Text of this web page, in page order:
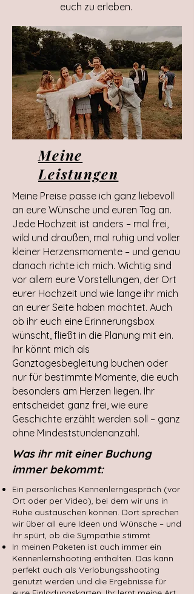
euch zu erleben.
Meine
Leistungen
Meine Preise passe ich ganz liebevoll
an eure Wünsche und euren Tag an.
Jede Hochzeit ist anders – mal frei,
wild und draußen, mal ruhig und voller
kleiner Herzensmomente – und genau
danach richte ich mich. Wichtig sind
vor allem eure Vorstellungen, der Ort
eurer Hochzeit und wie lange ihr mich
an eurer Seite haben möchtet. Auch
ob ihr euch eine Erinnerungsbox
wünscht, fließt in die Planung mit ein.
Ihr könnt mich als
Ganztagesbegleitung buchen oder
nur für bestimmte Momente, die euch
besonders am Herzen liegen. Ihr
entscheidet ganz frei, wie eure
Geschichte erzählt werden soll – ganz
ohne Mindeststundenanzahl.
Was ihr mit einer Buchung
immer bekommt:
Ein persönliches Kennenlerngespräch (vor
Ort oder per Video), bei dem wir uns in
Ruhe austauschen können. Dort sprechen
wir über all eure Ideen und Wünsche – und
ihr spürt, ob die Sympathie stimmt
In meinen Paketen ist auch immer ein
Kennenlernshooting enthalten. Das kann
perfekt auch als Verlobungsshooting
genutzt werden und die Ergebnisse für